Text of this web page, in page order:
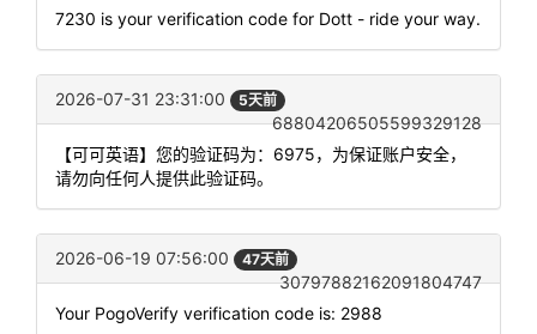
7230 is your verification code for Dott - ride your way.
2026-07-31 23:31:00 5天前
68804206505599329128
【可可英语】您的验证码为：6975，为保证账户安全，
请勿向任何人提供此验证码。
2026-06-19 07:56:00 47天前
30797882162091804747
Your PogoVerify verification code is: 2988